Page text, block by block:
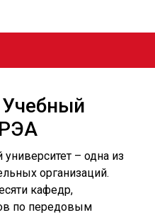
университет – одна из
организаций.
кафедр,
по передовым